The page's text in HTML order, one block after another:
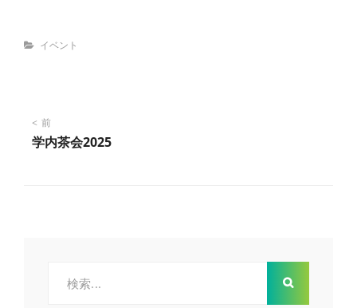
Categories
イベント
投
前
学内茶会2025